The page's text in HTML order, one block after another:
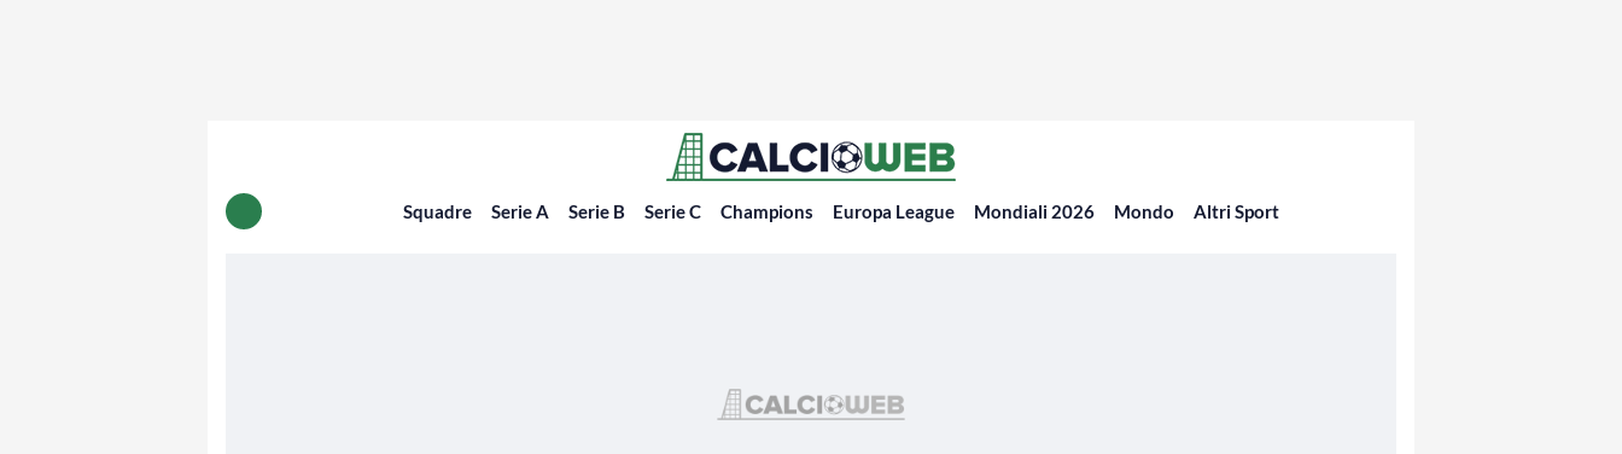
Squadre Serie A Serie B Serie C Champions Europa League Mondiali 2026 Mondo Altri Sport